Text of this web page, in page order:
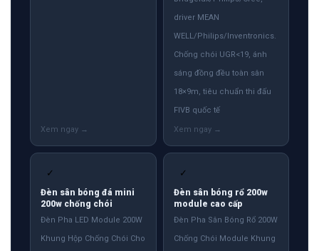
driver MEAN
WELL/Philips/Inventronics.
Chống chói UGR<19, ánh
sáng đồng đều toàn sân
18×9m, tiêu chuẩn thi đấu
FIVB quốc tế
✓
Đèn sân bóng đá mini
200w chống chói
Đèn Pha LED Module 200W
Khung Hộp Chống Chói Cho
✓
Đèn sân bóng rổ 200w
module cao cấp
Đèn Pha Sân Bóng Rổ 200W
Chống Chói Module Khung